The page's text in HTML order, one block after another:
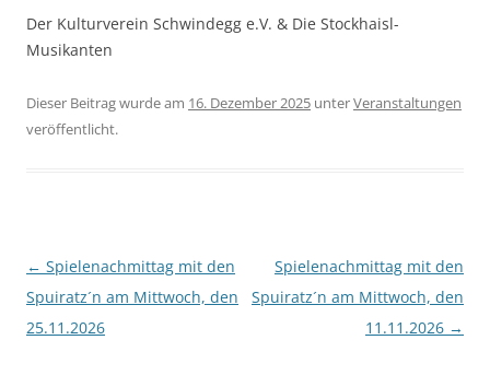
Der Kulturverein Schwindegg e.V. & Die Stockhaisl-
Musikanten
Dieser Beitrag wurde am 16. Dezember 2025 unterVeranstaltungen
veröffentlicht.
Beitragsnavigation
← Spielenachmittag mit den
Spuiratz´n am Mittwoch, den
25.11.2026
Spielenachmittag mit den
Spuiratz´n am Mittwoch, den
11.11.2026 →